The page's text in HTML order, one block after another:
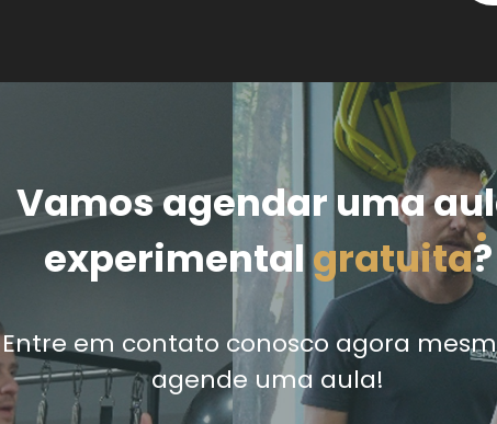
Vamos agendar uma
experimentalgratuita?
Entre em contato conosco agora
agende uma aula!